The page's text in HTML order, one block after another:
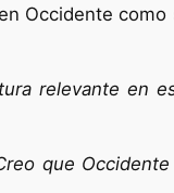
Occidente
relevante en
que